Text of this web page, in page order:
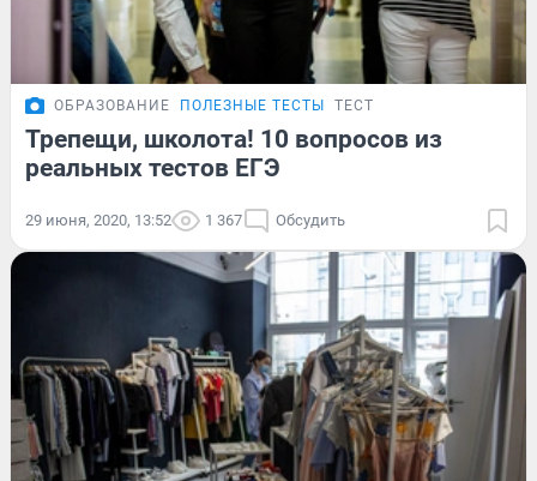
ОБРАЗОВАНИЕ ПОЛЕЗНЫЕ ТЕСТЫ ТЕСТ
Трепещи, школота! 10 вопросов из
реальных тестов ЕГЭ
29 июня, 2020, 13:52 1 367 Обсудить